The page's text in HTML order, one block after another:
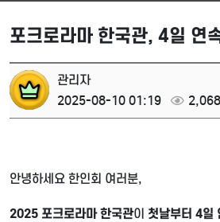
포크로라마 한국관, 4일 연
관리자
2025-08-10 01:19
2,068
안녕하세요 한인회 여러분,
2025 포크로라마 한국관이 첫날부터 4일